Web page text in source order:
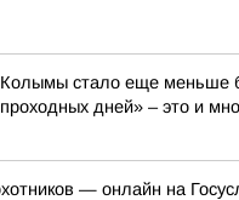
стало еще меньше
дней» – это и
— онлайн на